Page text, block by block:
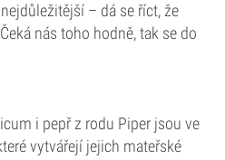
– dá se říct, že
nás toho hodně, tak se do
i pepř z rodu Piper jsou ve
vytvářejí jejich mateřské